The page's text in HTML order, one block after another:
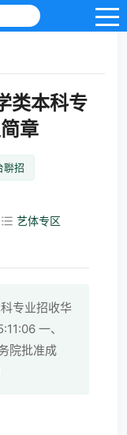
类本科专
章
聨招
艺体专区
专业招收华
一、
院批准成